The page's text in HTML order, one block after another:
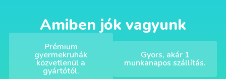
Amiben jók vagyunk
Prémium
gyermekruhák
közvetlenül a
gyártótól.
Gyors, akár 1
munkanapos szállítás.